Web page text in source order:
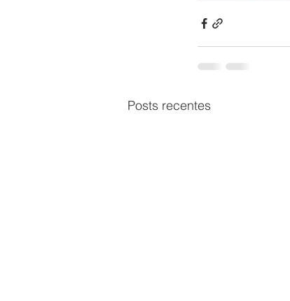
Posts recentes